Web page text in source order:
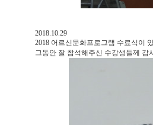
2018.10.29
2018 어르신문화프로그램 수료식이
그동안 잘 참석해주신 수강생들께